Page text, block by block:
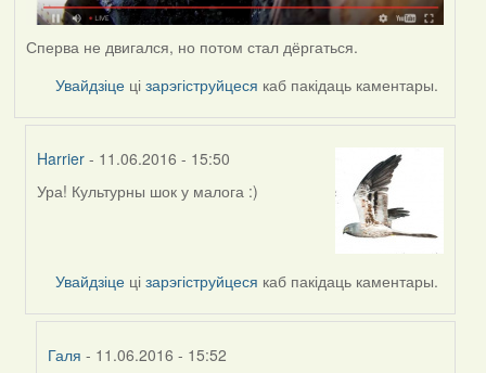
Сперва не двигался, но потом стал дёргаться.
Увайдзіце цізарэгіструйцеся каб пакідаць каментары.
Harrier - 11.06.2016 - 15:50
In
Галя
Ура! Культурны шок у малога :)
Увайдзіце цізарэгіструйцеся каб пакідаць каментары.
Галя - 11.06.2016 - 15:52